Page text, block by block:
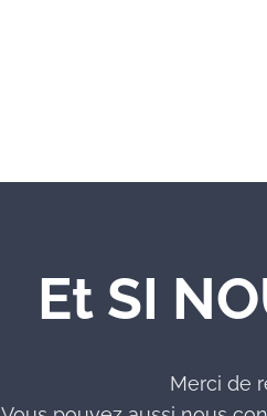
Et SI
Merci de